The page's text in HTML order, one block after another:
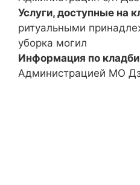
Услуги, доступные на
ритуальными
уборка могил
Информация по
Администрацией МО